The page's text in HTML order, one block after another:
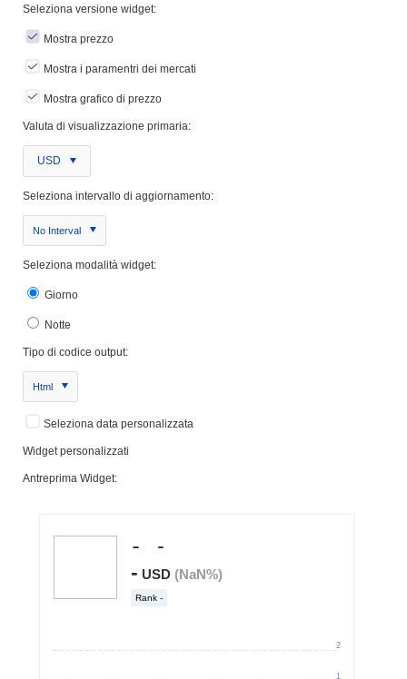
Seleziona versione widget:
Mostra prezzo
Mostra i paramentri dei mercati
Mostra grafico di prezzo
Valuta di visualizzazione primaria:
USD
Seleziona intervallo di aggiornamento:
No Interval
Seleziona modalità widget:
Giorno
Notte
Tipo di codice output:
Html
Seleziona data personalizzata
Widget personalizzati
Antreprima Widget: